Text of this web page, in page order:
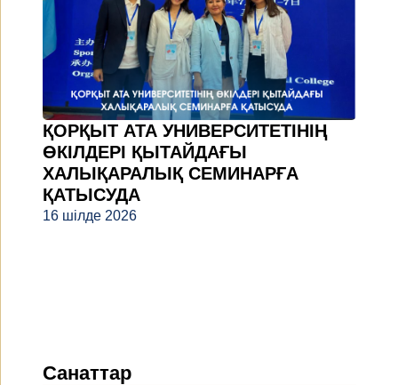
ҚОРҚЫТ АТА УНИВЕРСИТЕТІНІҢ
ӨКІЛДЕРІ ҚЫТАЙДАҒЫ
ХАЛЫҚАРАЛЫҚ СЕМИНАРҒА
ҚАТЫСУДА
16 шілде 2026
Санаттар